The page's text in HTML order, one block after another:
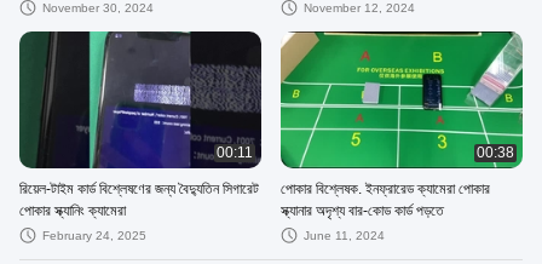
November 30, 2024 November 12, 2024
00:11
রিয়েল-টাইম কার্ড বিশ্লেষণের জন্য বৈদ্যুতিন সিগারেট
পোকার স্ক্যানিং ক্যামেরা
February 24, 2025
00:38
পোকার বিশ্লেষক. ইনফ্রারেড ক্যামেরা পোকার
স্ক্যানার অদৃশ্য বার-কোড কার্ড পড়তে
June 11, 2024